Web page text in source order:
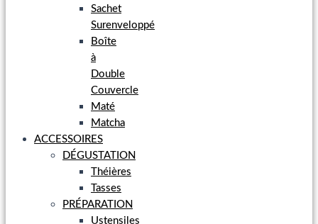
Sachet
Surenveloppé
Boîte
à
Double
Couvercle
Maté
Matcha
ACCESSOIRES
DÉGUSTATION
Théières
Tasses
PRÉPARATION
Ustensiles